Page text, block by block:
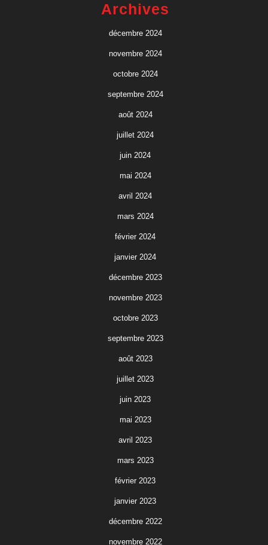
Archives
décembre 2024
novembre 2024
octobre 2024
septembre 2024
août 2024
juillet 2024
juin 2024
mai 2024
avril 2024
mars 2024
février 2024
janvier 2024
décembre 2023
novembre 2023
octobre 2023
septembre 2023
août 2023
juillet 2023
juin 2023
mai 2023
avril 2023
mars 2023
février 2023
janvier 2023
décembre 2022
novembre 2022